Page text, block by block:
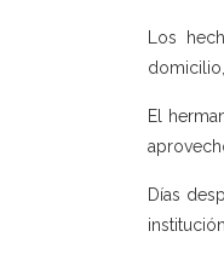
Los
El
Días